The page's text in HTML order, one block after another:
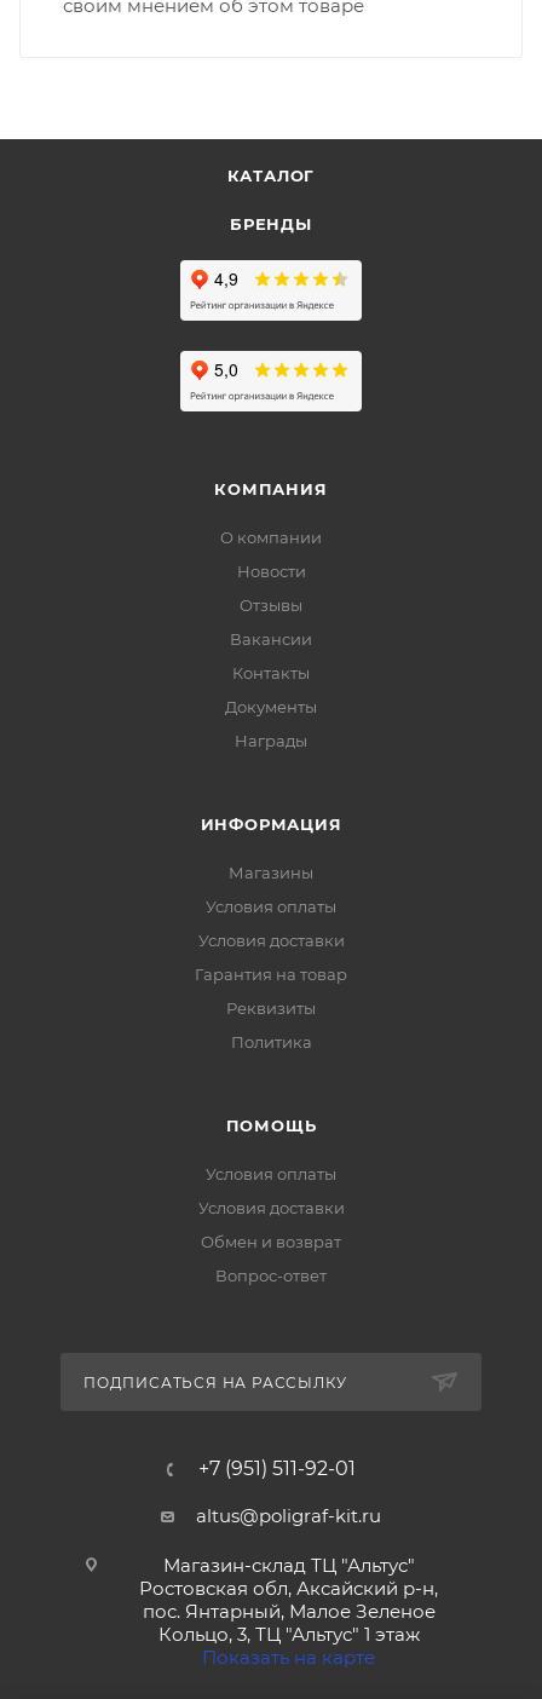
своим мнением об этом товаре
КАТАЛОГ
БРЕНДЫ
КОМПАНИЯ
О компании
Новости
Отзывы
Вакансии
Контакты
Документы
Награды
ИНФОРМАЦИЯ
Магазины
Условия оплаты
Условия доставки
Гарантия на товар
Реквизиты
Политика
ПОМОЩЬ
Условия оплаты
Условия доставки
Обмен и возврат
Вопрос-ответ
ПОДПИСАТЬСЯ НА РАССЫЛКУ
+7 (951) 511-92-01
altus@poligraf-kit.ru
Магазин-склад ТЦ "Альтус"
Ростовская обл, Аксайский р-н,
пос. Янтарный, Малое Зеленое
Кольцо, 3, ТЦ "Альтус" 1 этаж
Показать на карте